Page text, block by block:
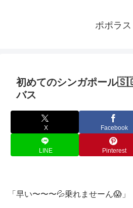
ポポラス
初めてのシンガポール
バス
X Facebook
LINE Pinterest
「早い〜〜〜💦乗れませーん😱」